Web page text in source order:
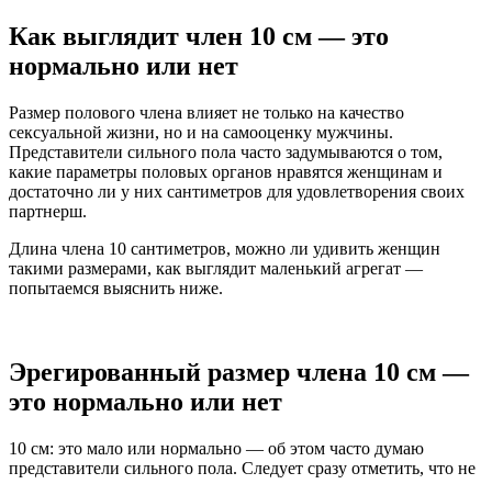
Как выглядит член 10 см — это
нормально или нет
Размер полового члена влияет не только на качество
сексуальной жизни, но и на самооценку мужчины.
Представители сильного пола часто задумываются о том,
какие параметры половых органов нравятся женщинам и
достаточно ли у них сантиметров для удовлетворения своих
партнерш.
Длина члена 10 сантиметров, можно ли удивить женщин
такими размерами, как выглядит маленький агрегат —
попытаемся выяснить ниже.
Эрегированный размер члена 10 см —
это нормально или нет
10 см: это мало или нормально — об этом часто думаю
представители сильного пола. Следует сразу отметить, что не